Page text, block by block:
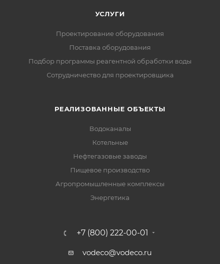
УСЛУГИ
Проектирование оборудования
Поставка оборудования
Подбор программы реагентной обработки воды
Сотрудничество для проектировщика
РЕАЛИЗОВАННЫЕ ОБЪЕКТЫ
Водоканалы
Котельные
Нефтегазовые заводы
Пищевое производство
Агропромышленные комплексы
Энергетика
+7 (800) 222-00-01
vodeco@vodeco.ru